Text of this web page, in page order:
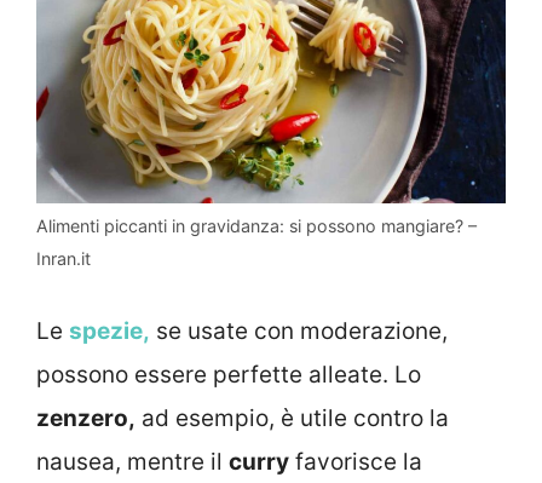
Alimenti piccanti in gravidanza: si possono mangiare? –
Inran.it
Le spezie, se usate con moderazione,
possono essere perfette alleate. Lo
zenzero, ad esempio, è utile contro la
nausea, mentre il curry favorisce la